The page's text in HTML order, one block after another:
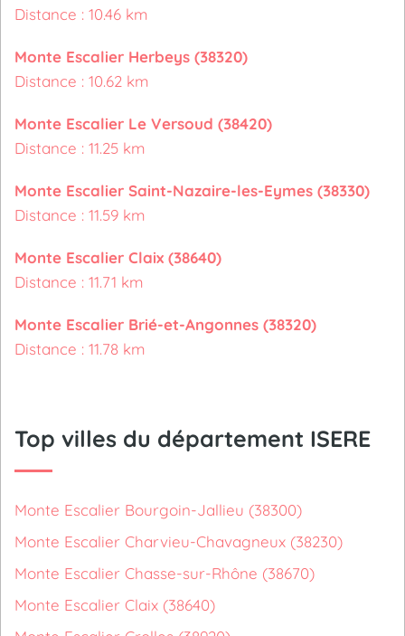
Distance : 10.46 km
Monte Escalier Herbeys (38320)
Distance : 10.62 km
Monte Escalier Le Versoud (38420)
Distance : 11.25 km
Monte Escalier Saint-Nazaire-les-Eymes (38330)
Distance : 11.59 km
Monte Escalier Claix (38640)
Distance : 11.71 km
Monte Escalier Brié-et-Angonnes (38320)
Distance : 11.78 km
Top villes du département ISERE
Monte Escalier Bourgoin-Jallieu (38300)
Monte Escalier Charvieu-Chavagneux (38230)
Monte Escalier Chasse-sur-Rhône (38670)
Monte Escalier Claix (38640)